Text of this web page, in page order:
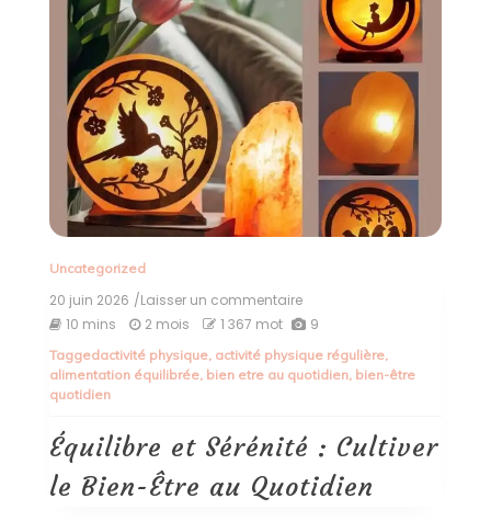
Uncategorized
20 juin 2026 /Laisser un commentaireon
Équilibre
Sérénité
:
Bien-
Être
au
Quotidien
10 mins 2 mois 1 367 mot 9
Taggedactivité physique, activité physique régulière,
alimentation équilibrée, bien etre au quotidien, bien-être
quotidien
Équilibre et Sérénité : Cultiver
le Bien-Être au Quotidien